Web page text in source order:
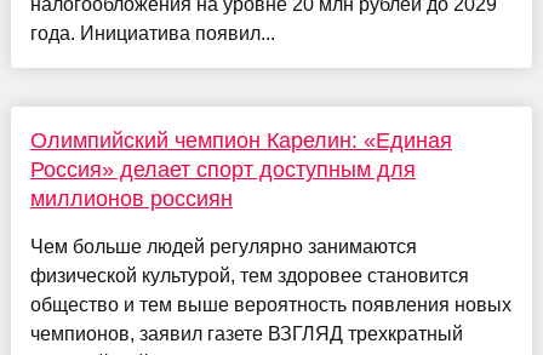
налогообложения на уровне 20 млн рублей до 2029
года. Инициатива появил...
Олимпийский чемпион Карелин: «Единая
Россия» делает спорт доступным для
миллионов россиян
Чем больше людей регулярно занимаются
физической культурой, тем здоровее становится
общество и тем выше вероятность появления новых
чемпионов, заявил газете ВЗГЛЯД трехкратный